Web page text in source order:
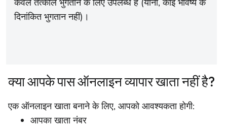
केवल तत्काल भुगतान के लिए उपलब्ध हैं (यानी, कोई भविष्य के
दिनांकित भुगतान नहीं)।
क्या आपके पास ऑनलाइन व्यापार खाता नहीं है?
एक ऑनलाइन खाता बनाने के लिए, आपको आवश्यकता होगी:
आपका खाता नंबर